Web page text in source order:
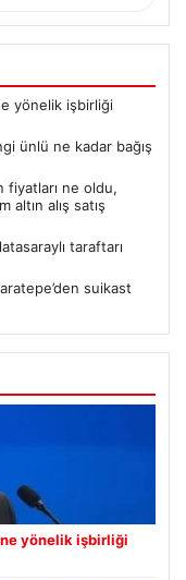
yönelik işbirliği
ünlü ne kadar bağış
fiyatları ne oldu,
altın alış satış
taraftarı
suikast
yönelik işbirliği